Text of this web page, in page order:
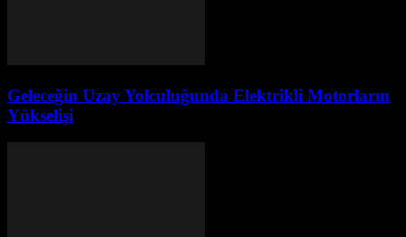
Geleceğin Uzay Yolculuğunda Elektrikli Motorların
Yükselişi